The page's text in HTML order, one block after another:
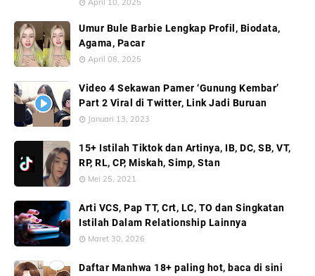
April 10, 2025
Umur Bule Barbie Lengkap Profil, Biodata,
Agama, Pacar
April 08, 2025
Video 4 Sekawan Pamer ‘Gunung Kembar’
Part 2 Viral di Twitter, Link Jadi Buruan
Januari 13, 2023
15+ Istilah Tiktok dan Artinya, IB, DC, SB, VT,
RP, RL, CP, Miskah, Simp, Stan
Mei 25, 2021
Arti VCS, Pap TT, Crt, LC, TO dan Singkatan
Istilah Dalam Relationship Lainnya
Maret 30, 2026
Daftar Manhwa 18+ paling hot, baca di sini